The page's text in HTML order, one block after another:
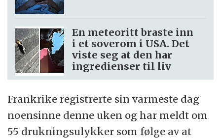
En meteoritt braste inn
i et soverom i USA. Det
viste seg at den har
ingredienser til liv
Frankrike registrerte sin varmeste dag
noensinne denne uken og har meldt om
55 drukningsulykker som følge av at